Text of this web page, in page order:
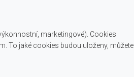
marketingové). Cookies
To jaké cookies budou uloženy, můžete